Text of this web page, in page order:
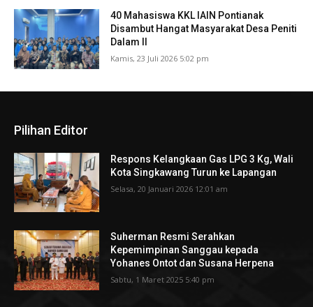
40 Mahasiswa KKL IAIN Pontianak
Disambut Hangat Masyarakat Desa Peniti
Dalam II
Kamis, 23 Juli 2026 5:02 pm
Pilihan Editor
Respons Kelangkaan Gas LPG 3 Kg, Wali
Kota Singkawang Turun ke Lapangan
Selasa, 20 Januari 2026 12:01 am
Suherman Resmi Serahkan
Kepemimpinan Sanggau kepada
Yohanes Ontot dan Susana Herpena
Sabtu, 1 Maret 2025 5:40 pm